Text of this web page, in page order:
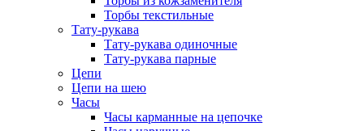
Торбы текстильные
Тату-рукава
Тату-рукава одиночные
Тату-рукава парные
Цепи
Цепи на шею
Часы
Часы карманные на цепочке